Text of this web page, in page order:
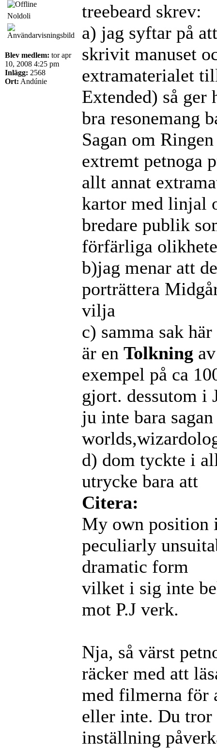
Noldoli
Blev medlem: tor apr
10, 2008 4:25 pm
Inlägg: 2568
Ort: Andúnie
treebeard skrev:
a) jag syftar på
skrivit manuset
extramaterialet
Extended) så ger
bra resonemang
Sagan om
extremt petnoga
allt annat
kartor med linjal
bredare publik
förfärliga
b)jag menar att
porträttera
vilja
c) samma sak
är en Tolkning
exempel på ca
gjort. dessutom i
ju inte bara
d) dom tyckte i
utrycke bara att
Citera:
My own position
peculiarly
dramatic form
vilket i sig inte
mot P.J verk.
Nja, så värst
räcker med att
med filmerna för
eller inte. Du
inställning